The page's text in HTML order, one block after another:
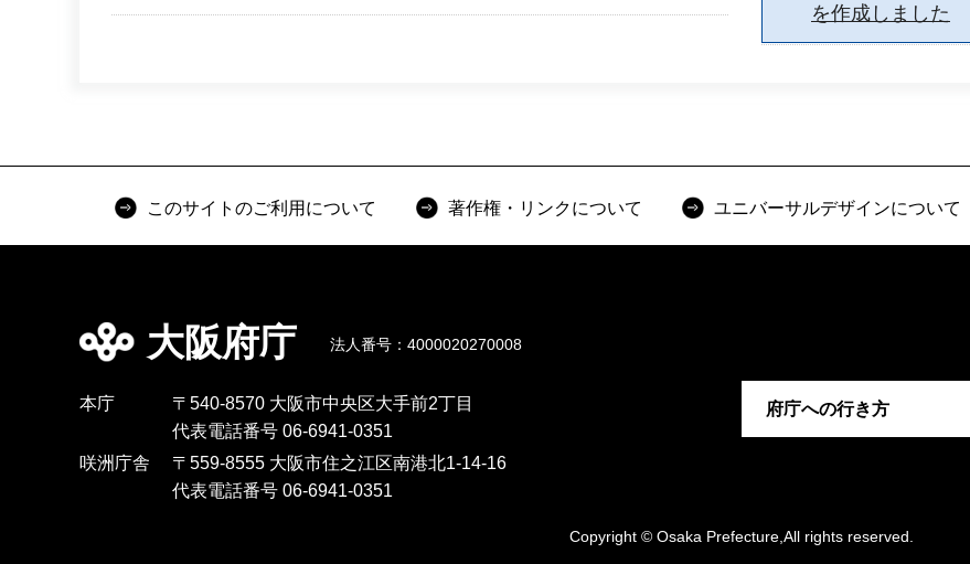
を作成しました
このサイトのご利用について 著作権・リンクについて ユニバーサルデザインについて
大阪府庁 法人番号：4000020270008
本庁
〒540-8570 大阪市中央区大手前2丁目
代表電話番号 06-6941-0351
咲洲庁舎
〒559-8555 大阪市住之江区南港北1-14-16
代表電話番号 06-6941-0351
府庁への行き方
Copyright © Osaka Prefecture,All rights reserved.